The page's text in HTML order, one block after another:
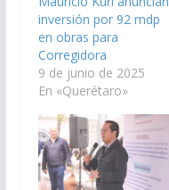
inversión por 92 mdp
en obras para
Corregidora
9 de junio de 2025
En «Querétaro»